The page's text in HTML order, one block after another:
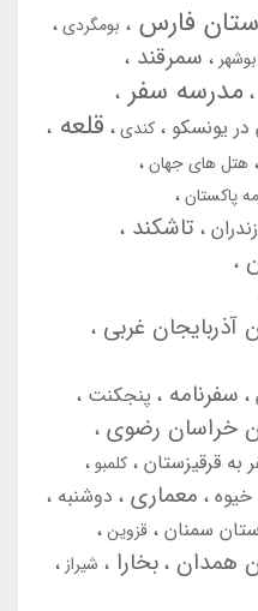
فارس
بومگردی
سمرقند
مدرسه سفر
در یونسکو کندی
قلعه
هتل های جهان
پاکستان
تاشکند
غربی
سفرنامه پنجکنت
خراسان رضوی
به قرقیزستان
کلمبو
خیوه معماری دوشنبه
سمنان قزوین
همدان بخارا
شیراز